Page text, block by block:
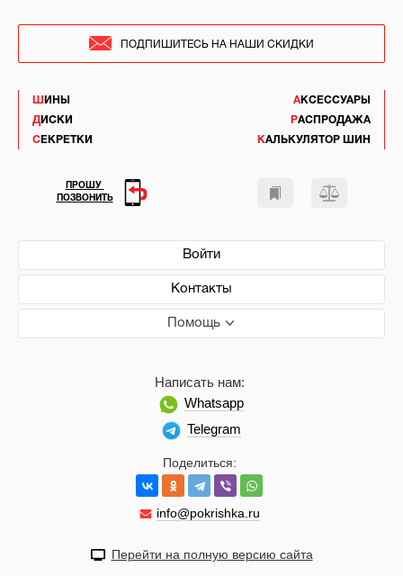
ШИНЫ
ДИСКИ
СЕКРЕТКИ
АКСЕССУАРЫ
РАСПРОДАЖА
КАЛЬКУЛЯТОР ШИН
Войти
Контакты
Помощь
Поделиться:
info@pokrishka.ru
Написать нам:
Whatsapp
Telegram
ПОДПИШИТЕСЬ НА НАШИ СКИДКИ
ПРОШУ
ПОЗВОНИТЬ
Перейти на полную версию сайта